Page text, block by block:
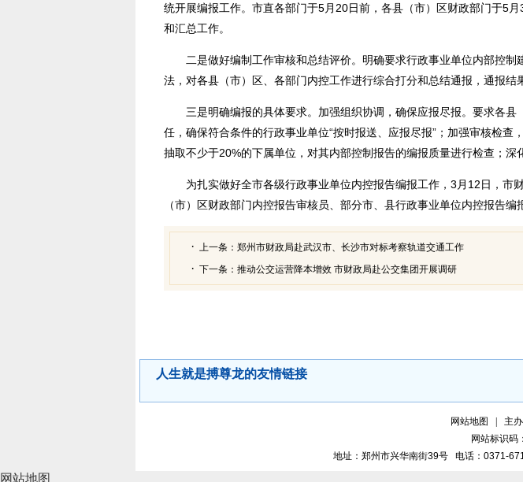
统开展编报工作。市直各部门于5月20日前，各县（市）区财政部门于5
和汇总工作。
二是做好编制工作审核和总结评价。明确要求行政事业单位内部控
法，对各县（市）区、各部门内控工作进行综合打分和总结通报，通报
三是明确编报的具体要求。加强组织协调，确保应报尽报。要求各
任，确保符合条件的行政事业单位“按时报送、应报尽报”；加强审核检
抽取不少于20%的下属单位，对其内部控制报告的编报质量进行检查；深
为扎实做好全市各级行政事业单位内控报告编报工作，3月12日，
（市）区财政部门内控报告审核员、部分市、县行政事业单位内控报告编
上一条： 郑州市财政局赴武汉市、长沙市对标考察轨道交通工作
下一条： 推动公交运营降本增效 市财政局赴公交集团开展调研
人生就是搏尊龙的友情链接
网站地图
主
网站标识码
地址：郑州市兴华南街39号
电话：0371-
网站地图